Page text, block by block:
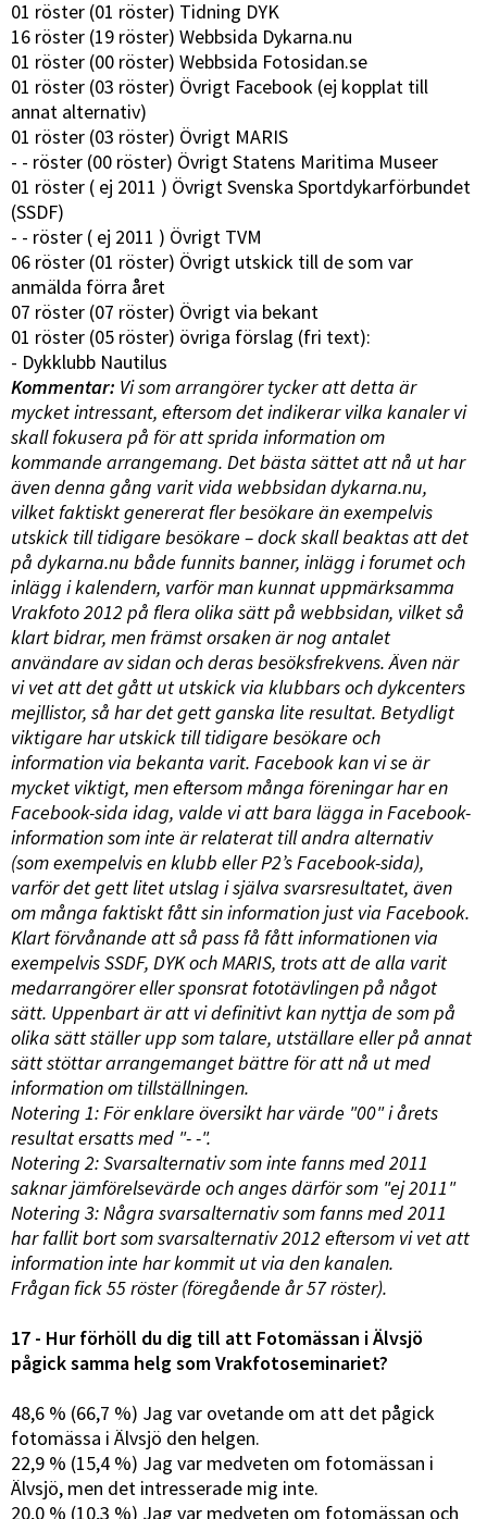
01 röster (01 röster) Tidning DYK
16 röster (19 röster) Webbsida Dykarna.nu
01 röster (00 röster) Webbsida Fotosidan.se
01 röster (03 röster) Övrigt Facebook (ej kopplat till
annat alternativ)
01 röster (03 röster) Övrigt MARIS
- - röster (00 röster) Övrigt Statens Maritima Museer
01 röster ( ej 2011 ) Övrigt Svenska Sportdykarförbundet
(SSDF)
- - röster ( ej 2011 ) Övrigt TVM
06 röster (01 röster) Övrigt utskick till de som var
anmälda förra året
07 röster (07 röster) Övrigt via bekant
01 röster (05 röster) övriga förslag (fri text):
- Dykklubb Nautilus
Kommentar: Vi som arrangörer tycker att detta är
mycket intressant, eftersom det indikerar vilka kanaler vi
skall fokusera på för att sprida information om
kommande arrangemang. Det bästa sättet att nå ut har
även denna gång varit vida webbsidan dykarna.nu,
vilket faktiskt genererat fler besökare än exempelvis
utskick till tidigare besökare – dock skall beaktas att det
på dykarna.nu både funnits banner, inlägg i forumet och
inlägg i kalendern, varför man kunnat uppmärksamma
Vrakfoto 2012 på flera olika sätt på webbsidan, vilket så
klart bidrar, men främst orsaken är nog antalet
användare av sidan och deras besöksfrekvens. Även när
vi vet att det gått ut utskick via klubbars och dykcenters
mejllistor, så har det gett ganska lite resultat. Betydligt
viktigare har utskick till tidigare besökare och
information via bekanta varit. Facebook kan vi se är
mycket viktigt, men eftersom många föreningar har en
Facebook-sida idag, valde vi att bara lägga in Facebook-
information som inte är relaterat till andra alternativ
(som exempelvis en klubb eller P2’s Facebook-sida),
varför det gett litet utslag i själva svarsresultatet, även
om många faktiskt fått sin information just via Facebook.
Klart förvånande att så pass få fått informationen via
exempelvis SSDF, DYK och MARIS, trots att de alla varit
medarrangörer eller sponsrat fototävlingen på något
sätt. Uppenbart är att vi definitivt kan nyttja de som på
olika sätt ställer upp som talare, utställare eller på annat
sätt stöttar arrangemanget bättre för att nå ut med
information om tillställningen.
Notering 1: För enklare översikt har värde "00" i årets
resultat ersatts med "- -".
Notering 2: Svarsalternativ som inte fanns med 2011
saknar jämförelsevärde och anges därför som "ej 2011"
Notering 3: Några svarsalternativ som fanns med 2011
har fallit bort som svarsalternativ 2012 eftersom vi vet att
information inte har kommit ut via den kanalen.
Frågan fick 55 röster (föregående år 57 röster).
17 - Hur förhöll du dig till att Fotomässan i Älvsjö
pågick samma helg som Vrakfotoseminariet?
48,6 % (66,7 %) Jag var ovetande om att det pågick
fotomässa i Älvsjö den helgen.
22,9 % (15,4 %) Jag var medveten om fotomässan i
Älvsjö, men det intresserade mig inte.
20,0 % (10,3 %) Jag var medveten om fotomässan och